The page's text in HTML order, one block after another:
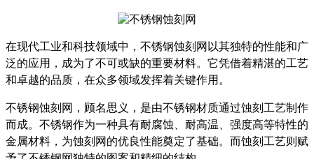
在现代工业和科技领域中，不锈钢蚀刻网以其独特的性能和广
泛的应用，成为了不可或缺的重要材料。它凭借着精湛的工艺
和卓越的品质，在众多领域发挥着关键作用。
不锈钢蚀刻网，顾名思义，是由不锈钢材质通过蚀刻工艺制作
而成。不锈钢作为一种具有耐腐蚀、耐高温、强度高等特性的
金属材料，为蚀刻网的优良性能奠定了基础。而蚀刻工艺则赋